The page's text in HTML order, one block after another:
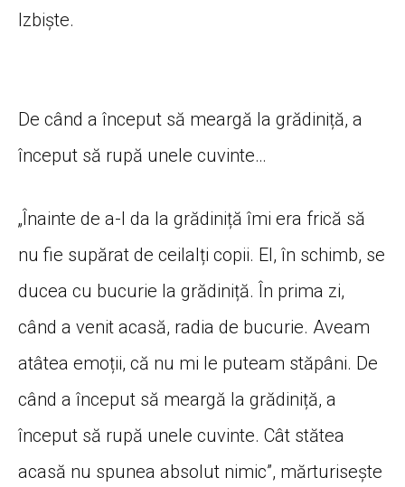
Izbiște.
De când a început să meargă la grădiniță, a
început să rupă unele cuvinte…
„Înainte de a-l da la grădiniță îmi era frică să
nu fie supărat de ceilalți copii. El, în schimb, se
ducea cu bucurie la grădiniță. În prima zi,
când a venit acasă, radia de bucurie. Aveam
atâtea emoții, că nu mi le puteam stăpâni. De
când a început să meargă la grădiniță, a
început să rupă unele cuvinte. Cât stătea
acasă nu spunea absolut nimic”, mărturisește